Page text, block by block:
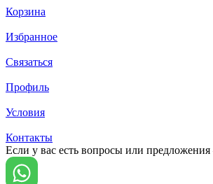
Корзина
Избранное
Связаться
Профиль
Условия
Контакты
Если у вас есть вопросы или